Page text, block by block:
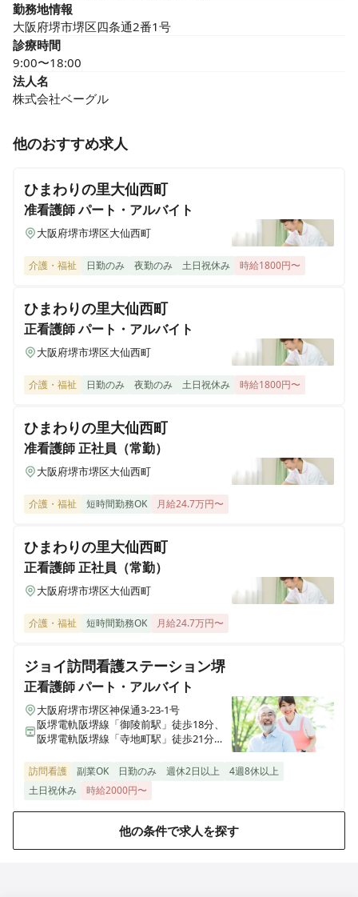
勤務地情報
大阪府堺市堺区四条通2番1号
診療時間
9:00〜18:00
法人名
株式会社ベーグル
他のおすすめ求人
ひまわりの里大仙西町
准看護師パート・アルバイト
大阪府堺市堺区大仙西町
介護・福祉 日勤のみ 夜勤のみ 土日祝休み 時給1800円〜
ひまわりの里大仙西町
正看護師パート・アルバイト
大阪府堺市堺区大仙西町
介護・福祉 日勤のみ 夜勤のみ 土日祝休み 時給1800円〜
ひまわりの里大仙西町
准看護師正社員（常勤）
大阪府堺市堺区大仙西町
介護・福祉 短時間勤務OK 月給24.7万円〜
ひまわりの里大仙西町
正看護師正社員（常勤）
大阪府堺市堺区大仙西町
介護・福祉 短時間勤務OK 月給24.7万円〜
ジョイ訪問看護ステーション堺
正看護師パート・アルバイト
大阪府堺市堺区神保通3-23-1号
阪堺電軌阪堺線「御陵前駅」徒歩18分、
阪堺電軌阪堺線「寺地町駅」徒歩21分、
訪問看護 副業OK 日勤のみ 週休2日以上
4週8休以上
土日祝休み
時給2000円〜
他の条件で求人を探す